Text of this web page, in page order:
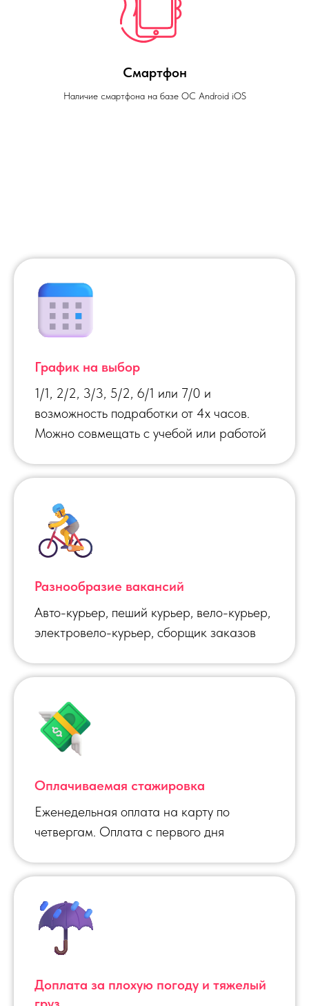
Смартфон
Наличие смартфона на базе ОС Android iOS
График на выбор
1/1, 2/2, 3/3, 5/2, 6/1 или 7/0 и
возможность подработки от 4х часов.
Можно совмещать с учебой или работой
Разнообразие вакансий
Авто-курьер, пеший курьер, вело-курьер,
электровело-курьер, сборщик заказов
Оплачиваемая стажировка
Еженедельная оплата на карту по
четвергам. Оплата с первого дня
Доплата за плохую погоду и тяжелый